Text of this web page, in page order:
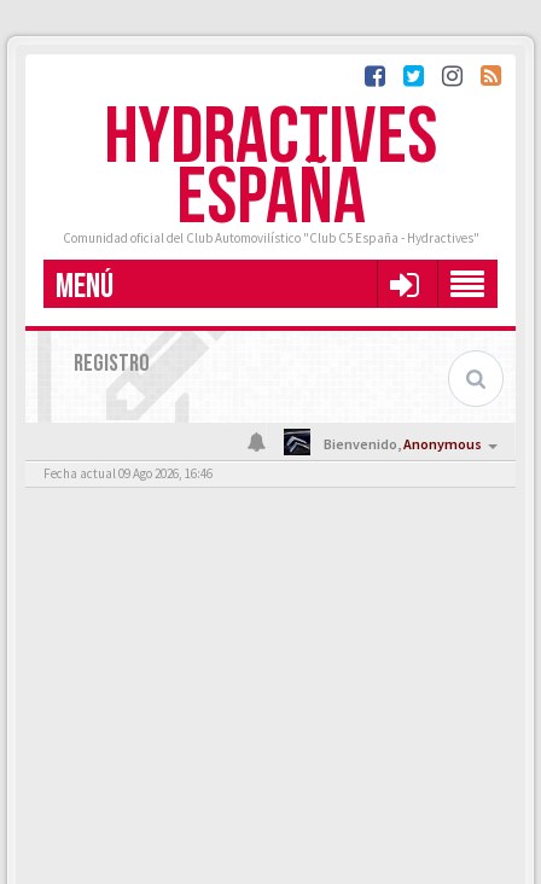
HYDRACTIVES
ESPAÑA
Comunidad oficial del Club Automovilístico "Club C5 España - Hydractives"
MENÚ
REGISTRO
Bienvenido,Anonymous
Fecha actual 09 Ago 2026, 16:46